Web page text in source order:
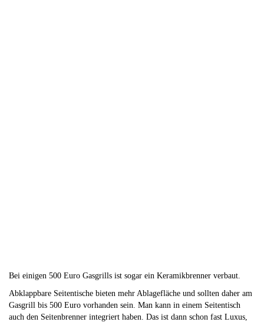
Bei einigen 500 Euro Gasgrills ist sogar ein Keramikbrenner verbaut.
Abklappbare Seitentische bieten mehr Ablagefläche und sollten daher am
Gasgrill bis 500 Euro vorhanden sein. Man kann in einem Seitentisch
auch den Seitenbrenner integriert haben. Das ist dann schon fast Luxus,